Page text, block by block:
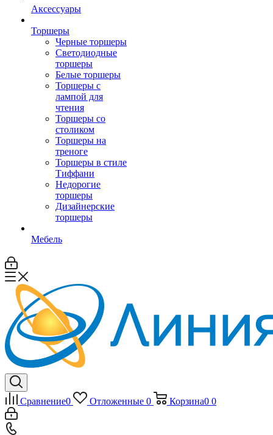
Аксессуары
Торшеры
Черные торшеры
Светодиодные
торшеры
Белые торшеры
Торшеры с
лампой для
чтения
Торшеры со
столиком
Торшеры на
треноге
Торшеры в стиле
Тиффани
Недорогие
торшеры
Дизайнерские
торшеры
Мебель
Сравнение0 Отложенные 0 Корзина0 0